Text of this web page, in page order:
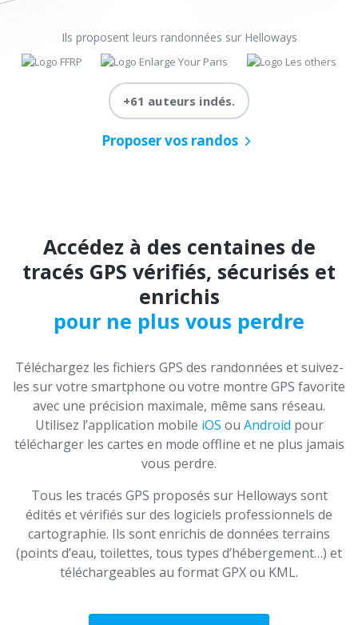
Ils proposent leurs randonnées sur Helloways
+61 auteurs indés.
Proposer vos randos
Accédez à des centaines de
tracés GPS vérifiés, sécurisés et
enrichis
pour ne plus vous perdre
Téléchargez les fichiers GPS des randonnées et suivez-
les sur votre smartphone ou votre montre GPS favorite
avec une précision maximale, même sans réseau.
Utilisez l’application mobile iOS ou Android pour
télécharger les cartes en mode offline et ne plus jamais
vous perdre.
Tous les tracés GPS proposés sur Helloways sont
édités et vérifiés sur des logiciels professionnels de
cartographie. Ils sont enrichis de données terrains
(points d’eau, toilettes, tous types d’hébergement…) et
téléchargeables au format GPX ou KML.